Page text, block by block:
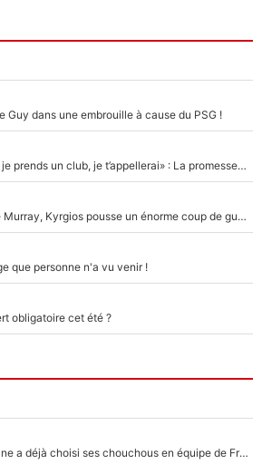
Guy dans une embrouille à cause du PSG !
Mercato - OM - «Dès que je prends un club, je t’appellerai» : La promesse de Marcelino au moment de claquer la porte
Victime de racisme contre Murray, Kyrgios pousse un énorme coup de gueule !
que personne n'a vu venir !
obligatoire cet été ?
Olise, Doué, Cherki… Zidane a déjà choisi ses chouchous en équipe de France ? L’IA annonce des surprises sans Kylian Mbappé !